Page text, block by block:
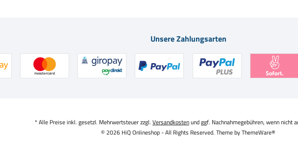
Unsere Zahlungsarten
* Alle Preise inkl. gesetzl. Mehrwertsteuer zzgl. Versandkostenund ggf. Nachnahmegebühren, wenn nicht
© 2026 HiQ Onlineshop - All Rights Reserved. Theme byThemeWare®